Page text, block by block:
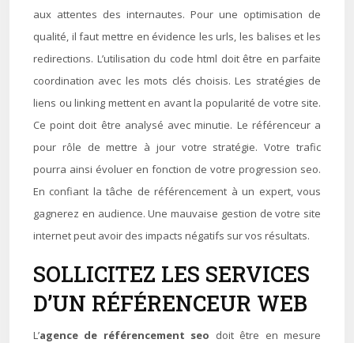
aux attentes des internautes. Pour une optimisation de
qualité, il faut mettre en évidence les urls, les balises et les
redirections. L’utilisation du code html doit être en parfaite
coordination avec les mots clés choisis. Les stratégies de
liens ou linking mettent en avant la popularité de votre site.
Ce point doit être analysé avec minutie. Le référenceur a
pour rôle de mettre à jour votre stratégie. Votre trafic
pourra ainsi évoluer en fonction de votre progression seo.
En confiant la tâche de référencement à un expert, vous
gagnerez en audience. Une mauvaise gestion de votre site
internet peut avoir des impacts négatifs sur vos résultats.
SOLLICITEZ LES SERVICES
D’UN RÉFÉRENCEUR WEB
L’agence de référencement seo doit être en mesure